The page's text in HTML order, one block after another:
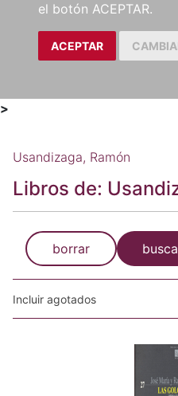
el botón ACEPTAR.
ACEPTAR
>
Usandizaga, Ramón
Libros de:
borrar
Incluir agotados